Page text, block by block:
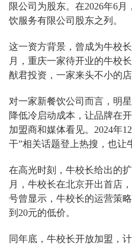
限公司为股东。在2026年6
饮服务有限公司股东之列。
这一资方背景，曾成为牛校
月，重庆一家待开业的牛校
猷君投资，一家来头不小的店
对一家新餐饮公司而言，明
降低冷启动成本，让品牌在
加盟商和媒体看见。2024年
干”相关话题登上热搜，也让
在高光时刻，牛校长给出的
月，牛校长在北京开出首店
号曾显示，牛校长的运营策
到20元的低价。
同年底，牛校长开放加盟，